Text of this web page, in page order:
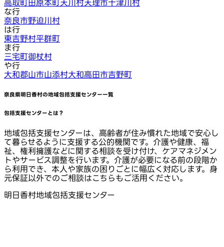
高取町田原本町天川村天理市十津川村
な行
奈良市野迫川村
は行
東吉野村平群町
ま行
三宅町御杖村
や行
大和郡山市山添村大和高田市吉野町
奈良県明日香村の地域包括支援センター一覧
包括支援センターとは？
地域包括支援センターは、高齢者が住み慣れた地域で安心し
て暮らせるように支援する公的機関です。介護や健康、福
祉、権利擁護などに関する相談を受け付け、ケアマネジメン
トやサービス調整を行います。介護が必要になる前の段階か
ら利用でき、本人や家族の困りごとに幅広く対応します。身
元保証以外でのご相談はこちらもご活用ください。
明日香村地域包括支援センター